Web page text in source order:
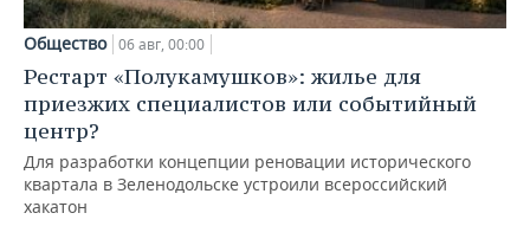
Общество 06 авг, 00:00
Рестарт «Полукамушков»: жилье для
приезжих специалистов или событийный
центр?
Для разработки концепции реновации исторического
квартала в Зеленодольске устроили всероссийский
хакатон